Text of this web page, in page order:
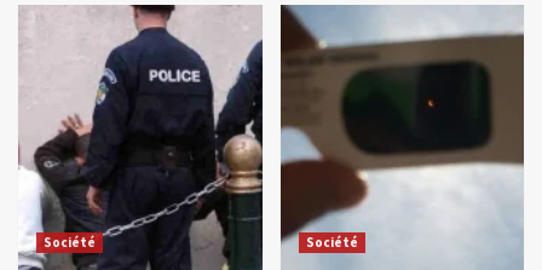
Société Société